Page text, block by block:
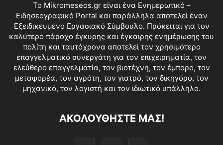
Το Mikromeseos.gr είναι ένα Ενημερωτικό –
Ειδησεογραφικό Portal και παράλληλα αποτελεί έναν
Εξειδικευμένο Εργασιακό Σύμβουλο. Πρόκειται για τον
καλύτερο πάροχο έγκυρης και έγκαιρης ενημέρωσης του
πολίτη και ταυτόχρονα αποτελεί τον χρησιμότερο
επαγγελματικό συνεργάτη για τον επιχειρηματία, τον
ελεύθερο επαγγελματία, τον βιοτέχνη, τον έμπορο, τον
μεταφορέα, τον αγρότη, τον γιατρό, τον δικηγόρο, τον
μηχανικό, τον λογιστή και τον ιδιωτικό υπάλληλο.
ΑΚΟΛΟΥΘΗΣΤΕ ΜΑΣ!